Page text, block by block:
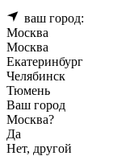
ваш город:
Москва
Москва
Екатеринбург
Челябинск
Тюмень
Ваш город
Москва?
Да
Нет, другой